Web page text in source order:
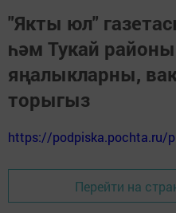
"Якты юл"
һәм Тукай
яңалыкларны,
торыгыз
https://podpiska.pochta.ru/
Перейти на